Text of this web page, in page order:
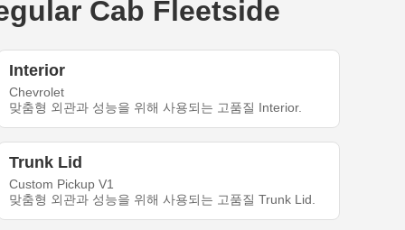
Cab Fleetside
Interior
Chevrolet
맞춤형 외관과 성능을 위해 사용되는 고품질 Interior.
Trunk Lid
Custom Pickup V1
맞춤형 외관과 성능을 위해 사용되는 고품질 Trunk Lid.